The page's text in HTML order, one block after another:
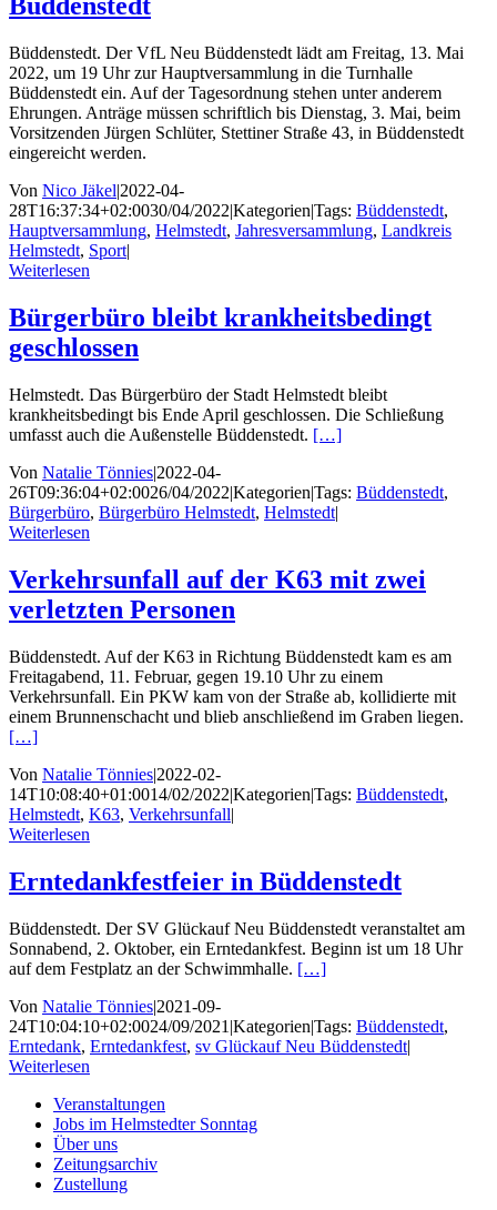
Büddenstedt
Büddenstedt. Der VfL Neu Büddenstedt lädt am Freitag, 13. Mai
2022, um 19 Uhr zur Hauptversammlung in die Turnhalle
Büddenstedt ein. Auf der Tagesordnung stehen unter anderem
Ehrungen. Anträge müssen schriftlich bis Dienstag, 3. Mai, beim
Vorsitzenden Jürgen Schlüter, Stettiner Straße 43, in Büddenstedt
eingereicht werden.
Von Nico Jäkel|2022-04-
28T16:37:34+02:0030/04/2022|Kategorien|Tags: Büddenstedt,
Hauptversammlung, Helmstedt, Jahresversammlung, Landkreis
Helmstedt, Sport|
Weiterlesen
Bürgerbüro bleibt krankheitsbedingt
geschlossen
Helmstedt. Das Bürgerbüro der Stadt Helmstedt bleibt
krankheitsbedingt bis Ende April geschlossen. Die Schließung
umfasst auch die Außenstelle Büddenstedt. […]
Von Natalie Tönnies|2022-04-
26T09:36:04+02:0026/04/2022|Kategorien|Tags: Büddenstedt,
Bürgerbüro, Bürgerbüro Helmstedt, Helmstedt|
Weiterlesen
Verkehrsunfall auf der K63 mit zwei
verletzten Personen
Büddenstedt. Auf der K63 in Richtung Büddenstedt kam es am
Freitagabend, 11. Februar, gegen 19.10 Uhr zu einem
Verkehrsunfall. Ein PKW kam von der Straße ab, kollidierte mit
einem Brunnenschacht und blieb anschließend im Graben liegen.
[…]
Von Natalie Tönnies|2022-02-
14T10:08:40+01:0014/02/2022|Kategorien|Tags: Büddenstedt,
Helmstedt, K63, Verkehrsunfall|
Weiterlesen
Erntedankfestfeier in Büddenstedt
Büddenstedt. Der SV Glückauf Neu Büddenstedt veranstaltet am
Sonnabend, 2. Oktober, ein Erntedankfest. Beginn ist um 18 Uhr
auf dem Festplatz an der Schwimmhalle. […]
Von Natalie Tönnies|2021-09-
24T10:04:10+02:0024/09/2021 |Kategorien|Tags: Büddenstedt,
Erntedank, Erntedankfest, sv Glückauf Neu Büddenstedt|
Weiterlesen
Veranstaltungen
Jobs im Helmstedter Sonntag
Über uns
Zeitungsarchiv
Zustellung